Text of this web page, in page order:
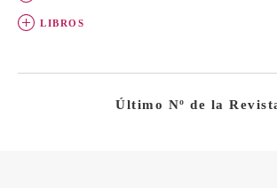
LIBROS
Último Nº de la